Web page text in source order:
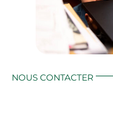
NOUS CONTACTER